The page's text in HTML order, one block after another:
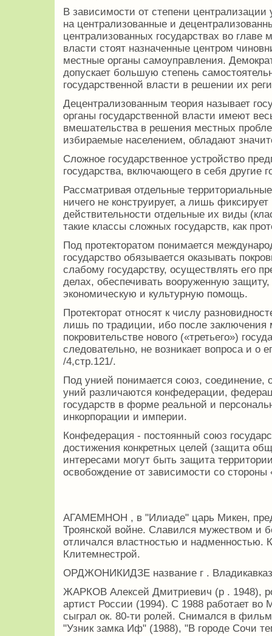
В зависимости от степени централизации
на централизованные и
централизованных государствах во главе
власти стоят назначенные центром
местные органы самоуправления.
допускает большую степень
государственной власти в решении их
Децентрализованным теория называет
органы государственной власти имеют
вмешательства в решения местных
избираемые населением, обладают
Сложное государственное устройство
государства, включающего в себя другие
Рассматривая отдельные
ничего не конструирует, а лишь
действительности отдельные их виды
такие классы сложных государств, как
Под протекторатом понимается
государство обязывается оказывать
слабому государству, осуществлять его
делах, обеспечивать вооруженную защиту,
экономическую и культурную помощь.
Протекторат относят к числу
лишь по традиции, ибо после заключения
покровительстве нового («третьего»)
следовательно, не возникает вопроса и о
/4,стр.121/.
Под унией понимается союз, соединение,
уний различаются конфедерации,
государств в форме реальной и
инкорпорации и империи.
Конфедерация - постоянный союз
достижения конкретных целей (защита
интересами могут быть защита
освобождение от зависимости со стороны
АГАМЕМНОН , в "Илиаде" царь Микен,
Троянской войне. Славился мужеством и
отличался властностью и надменностью.
Клитемнестрой.
ОРДЖОНИКИДЗЕ название г . Владикавказ
ЖАРКОВ Алексей Дмитриевич (р . 1948),
артист России (1994). С 1988 работает
сыграл ок. 80-ти ролей. Снимался в
"Узник замка Иф" (1988), "В городе Сочи